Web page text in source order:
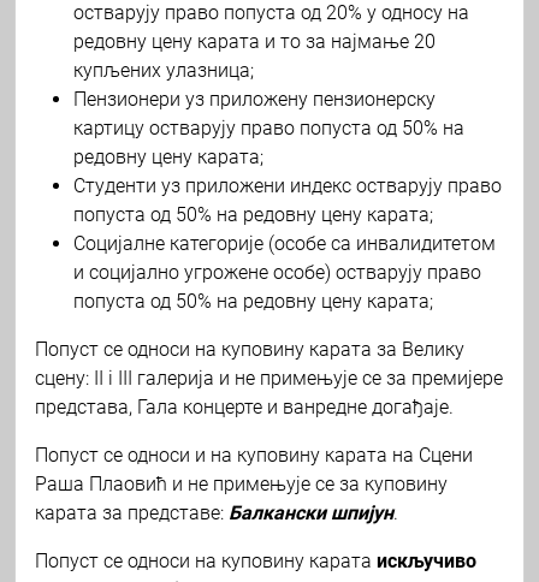
остварују право попуста од 20% у односу на
редовну цену карата и то за најмање 20
купљених улазница;
Пензионери уз приложену пензионерску
картицу остварују право попуста од 50% на
редовну цену карата;
Студенти уз приложени индекс остварују право
попуста од 50% на редовну цену карата;
Социјалне категорије (особе са инвалидитетом
и социјално угрожене особе) остварују право
попуста од 50% на редовну цену карата;
Попуст се односи на куповину карата за Велику
сцену: II i III галерија и не примењује се за премијере
представа, Гала концерте и ванредне догађаје.
Попуст се односи и на куповину карата на Сцени
Раша Плаовић и не примењује се за куповину
карата за представе: Балкански шпијун.
Попуст се односи на куповину карата искључиво